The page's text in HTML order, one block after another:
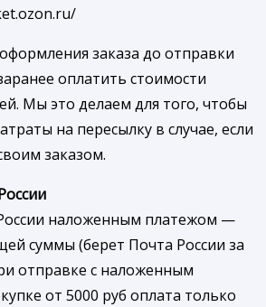
заказа до отправки
оплатить стоимости
Мы это делаем для того, чтобы
на пересылку в случае, если
заказом.
наложенным платежом —
суммы (берет Почта России за
отправке с наложенным
от 5000 руб оплата только